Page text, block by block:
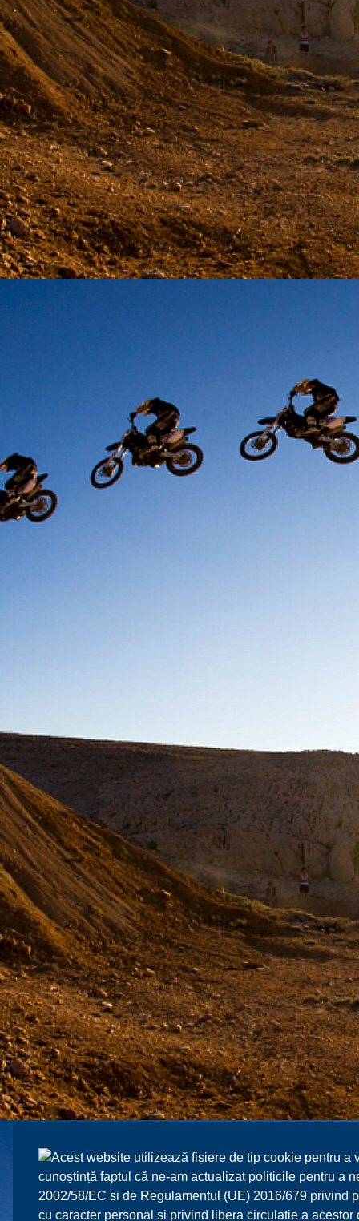
Acest website utilizează fișiere de tip cookie pentru
cunoștință faptul că ne-am actualizat politicile pentru a
2002/58/EC si de Regulamentul (UE) 2016/679 privind
cu caracter personal si privind libera circulatie a